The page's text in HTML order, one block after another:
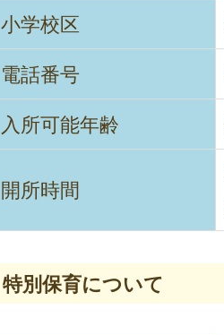
小学校区
電話番号
入所可能年齢
開所時間
特別保育について